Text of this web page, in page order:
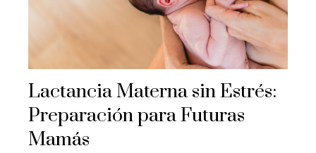
Lactancia Materna sin Estrés:
Preparación para Futuras
Mamás